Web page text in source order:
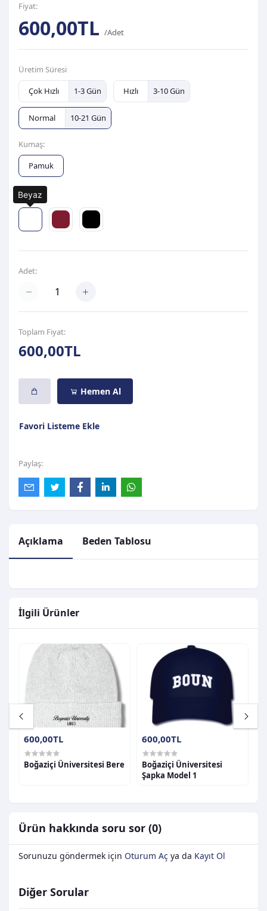
Fiyat:
600,00TL /Adet
Üretim Süresi
Çok Hızlı
1-3 Gün Hızlı 3-10 Gün
Normal 10-21 Gün
Kumaş:
Pamuk
Renk:
Adet:
Toplam Fiyat:
600,00TL
Hemen Al
Favori Listeme Ekle
Paylaş:
Açıklama Beden Tablosu
İlgili Ürünler
600,00TL
Boğaziçi Üniversitesi Bere
600,00TL
Boğaziçi Üniversitesi
Şapka Model 1
Ürün hakkında soru sor (0)
Sorunuzu göndermek için Oturum Aç ya da Kayıt Ol
Diğer Sorular
Beyaz